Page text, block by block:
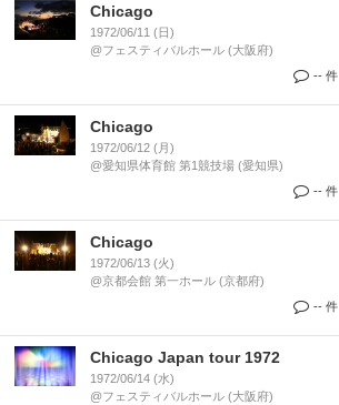
Chicago
1972/06/11 (日)
@フェスティバルホール (大阪府)
-- 件
Chicago
1972/06/12 (月)
@愛知県体育館 第1競技場 (愛知県)
-- 件
Chicago
1972/06/13 (火)
@京都会館 第一ホール (京都府)
-- 件
Chicago Japan tour 1972
1972/06/14 (水)
@フェスティバルホール (大阪府)